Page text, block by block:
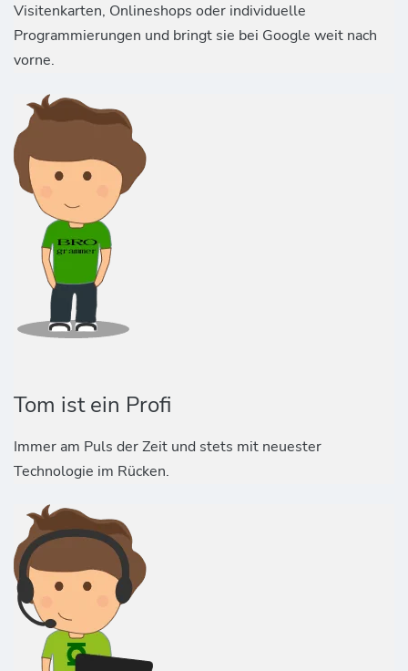
Visitenkarten, Onlineshops oder individuelle
Programmierungen und bringt sie bei Google weit nach
vorne.
Tom ist ein Profi
Immer am Puls der Zeit und stets mit neuester
Technologie im Rücken.